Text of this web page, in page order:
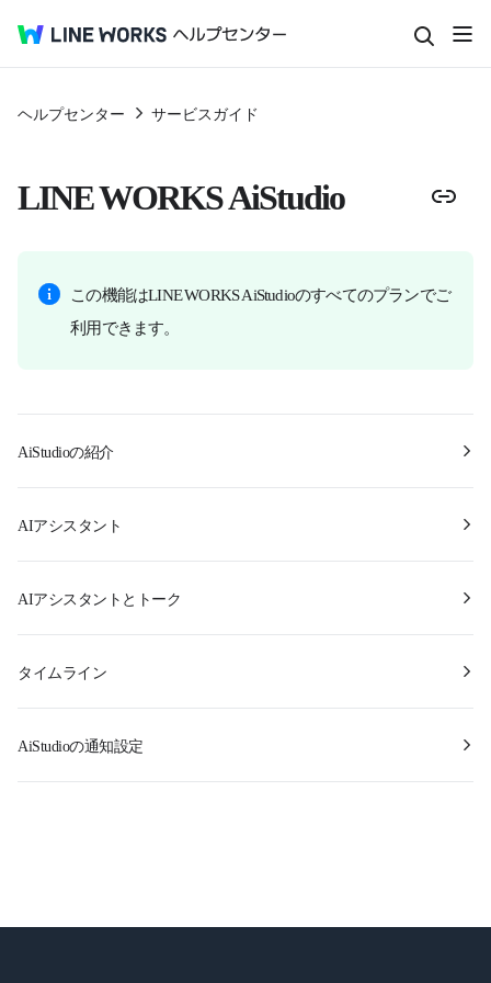
ヘルプセンター サービスガイド
LINE WORKS AiStudio
この機能はLINE WORKS AiStudioのすべてのプランでご
利用できます。
AiStudioの紹介
AIアシスタント
AIアシスタントとトーク
タイムライン
AiStudioの通知設定